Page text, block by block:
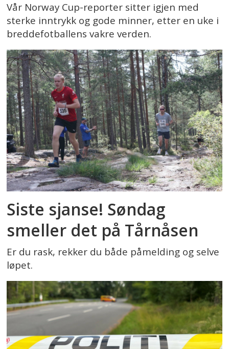
Vår Norway Cup-reporter sitter igjen med
sterke inntrykk og gode minner, etter en uke i
breddefotballens vakre verden.
Siste sjanse! Søndag
smeller det på Tårnåsen
Er du rask, rekker du både påmelding og selve
løpet.